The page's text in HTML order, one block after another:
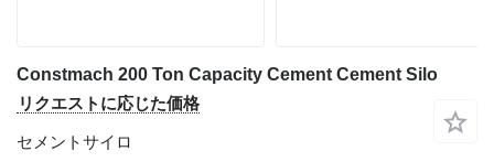
Constmach 200 Ton Capacity Cement Cement Silo
リクエストに応じた価格
セメントサイロ